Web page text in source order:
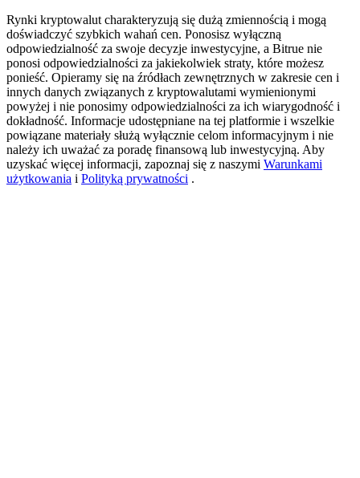
USDT Flexible Staking | Daily Rewards
New Listing Futures Fest
Trade New Futures, Win 200,000 USDT
Crypto World Cup 2026: Grand Finale
Rynki kryptowalut charakteryzują się dużą zmiennością i mogą
doświadczyć szybkich wahań cen. Ponosisz wyłączną
odpowiedzialność za swoje decyzje inwestycyjne, a Bitrue nie
ponosi odpowiedzialności za jakiekolwiek straty, które możesz
ponieść. Opieramy się na źródłach zewnętrznych w zakresie cen i
innych danych związanych z kryptowalutami wymienionymi
powyżej i nie ponosimy odpowiedzialności za ich wiarygodność i
dokładność. Informacje udostępniane na tej platformie i wszelkie
powiązane materiały służą wyłącznie celom informacyjnym i nie
należy ich uważać za poradę finansową lub inwestycyjną. Aby
uzyskać więcej informacji, zapoznaj się z naszymi Warunkami
użytkowania i Polityką prywatności .